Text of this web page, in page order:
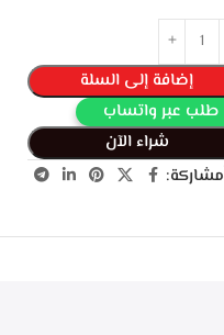
إضافة إلى السلة
طلب عبر واتساب
شراء الآن
مشاركة: